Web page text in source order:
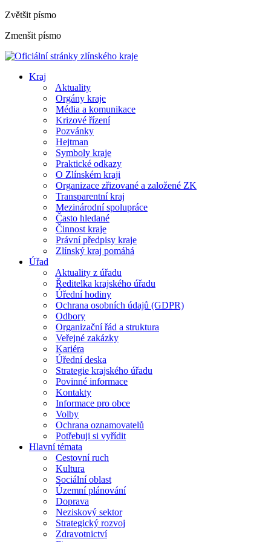
Zvětšit písmo
Zmenšit písmo
Kraj
Aktuality
Orgány kraje
Média a komunikace
Krizové řízení
Pozvánky
Hejtman
Symboly kraje
Praktické odkazy
O Zlínském kraji
Organizace zřizované a založené ZK
Transparentní kraj
Mezinárodní spolupráce
Často hledané
Činnost kraje
Právní předpisy kraje
Zlínský kraj pomáhá
Úřad
Aktuality z úřadu
Ředitelka krajského úřadu
Úřední hodiny
Ochrana osobních údajů (GDPR)
Odbory
Organizační řád a struktura
Veřejné zakázky
Kariéra
Úřední deska
Strategie krajského úřadu
Povinné informace
Kontakty
Informace pro obce
Volby
Ochrana oznamovatelů
Potřebuji si vyřídit
Hlavní témata
Cestovní ruch
Kultura
Sociální oblast
Územní plánování
Doprava
Neziskový sektor
Strategický rozvoj
Zdravotnictví